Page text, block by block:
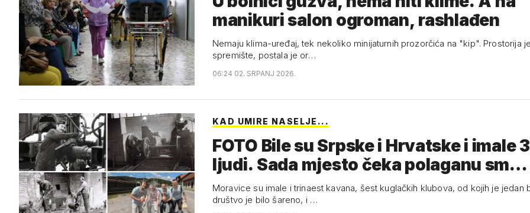
manikuri salon ogroman, rashlađen
Nemaju klima-uređaj, tek nekoliko minijaturnih prozorčića na "kip". Prostorija
spremište, postala je or…
06:24 02. SRPANJ 2026.
KAD UMIRE NASELJE...
FOTO Bile su Srpske i Hrvatske i imale
ljudi. Sada mjesto čeka polaganu sm…
Moravice su imale i trinaest kavana, šest kuglačkih klubova, od kojih je jedan
društvo je bilo šareno, i …